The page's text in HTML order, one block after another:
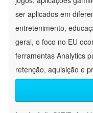
ser aplicados em
entretenimento,
geral, o foco no EU
ferramentas Analytics
retenção, aquisição e pr